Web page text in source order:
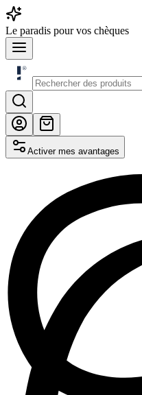
Le paradis pour vos chèques
Activer mes avantages